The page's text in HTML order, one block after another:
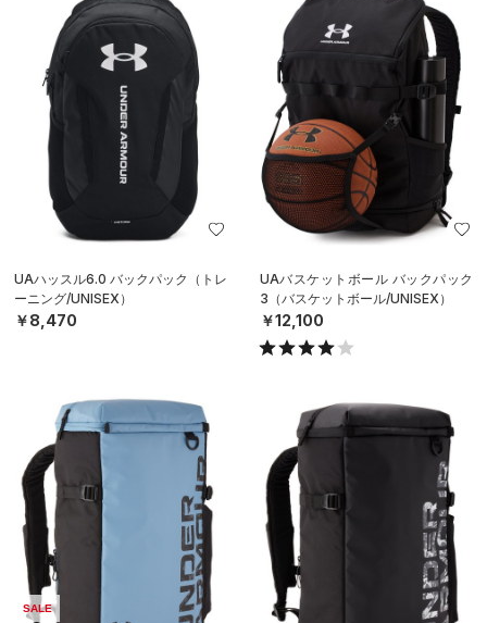
UAハッスル6.0 バックパック（トレ
ーニング/UNISEX）
￥8,470
UAバスケットボール バックパック
3（バスケットボール/UNISEX）
￥12,100
SALE